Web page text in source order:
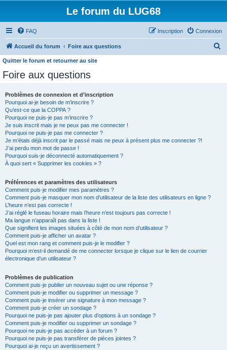
Le forum du LUG68
FAQ Connexion
Inscription
Accueil du forum Foire aux questions
Quitter le forum et retourner au site
Foire aux questions
Problèmes de connexion et d’inscription
Pourquoi ai-je besoin de m’inscrire ?
Qu’est-ce que la COPPA ?
Pourquoi ne puis-je pas m’inscrire ?
Je suis inscrit mais je ne peux pas me connecter !
Pourquoi ne puis-je pas me connecter ?
Je m’étais déjà inscrit par le passé mais ne peux à présent plus me connecter ?!
J’ai perdu mon mot de passe !
Pourquoi suis-je déconnecté automatiquement ?
À quoi sert « Supprimer les cookies » ?
Préférences et paramètres des utilisateurs
Comment puis-je modifier mes paramètres ?
Comment puis-je masquer mon nom d’utilisateur de la liste des utilisateurs en ligne ?
L’heure n’est pas correcte !
J’ai réglé le fuseau horaire mais l’heure n’est toujours pas correcte !
Ma langue n’apparaît pas dans la liste !
Que signifient les images situées à côté de mon nom d’utilisateur ?
Comment puis-je afficher un avatar ?
Quel est mon rang et comment puis-je le modifier ?
Pourquoi m’est-il demandé de me connecter lorsque je clique sur le lien de courrier
électronique d’un utilisateur ?
Problèmes de publication
Comment puis-je publier un nouveau sujet ou une réponse ?
Comment puis-je modifier ou supprimer un message ?
Comment puis-je insérer une signature à mon message ?
Comment puis-je créer un sondage ?
Pourquoi ne puis-je pas ajouter plus d’options à un sondage ?
Comment puis-je modifier ou supprimer un sondage ?
Pourquoi ne puis-je pas accéder à un forum ?
Pourquoi ne puis-je pas transférer de pièces jointes ?
Pourquoi ai-je reçu un avertissement ?